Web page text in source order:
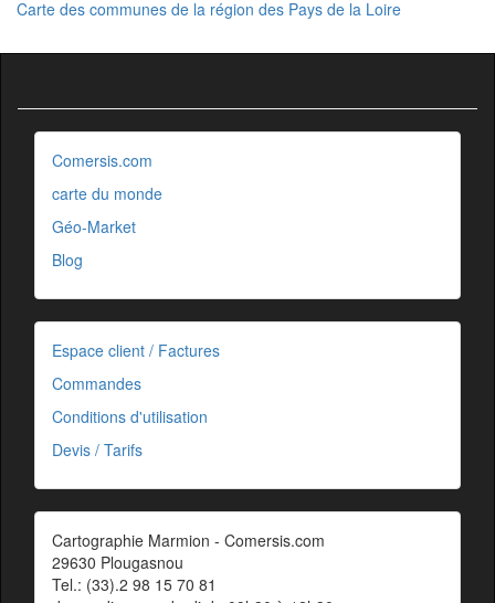
Carte des communes de la région des Pays de la Loire
Comersis.com
carte du monde
Géo-Market
Blog
Espace client / Factures
Commandes
Conditions d'utilisation
Devis / Tarifs
Cartographie Marmion - Comersis.com
29630 Plougasnou
Tel.: (33).2 98 15 70 81